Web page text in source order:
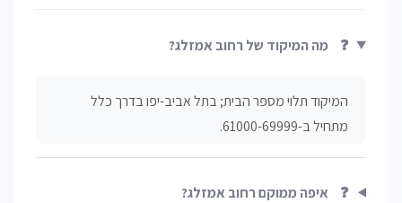
❓ מה המיקוד של רחוב אמזלג?
המיקוד תלוי מספר הבית; בתל אביב-יפו בדרך כלל
מתחיל ב-61000-69999.
❓ איפה ממוקם רחוב אמזלג?